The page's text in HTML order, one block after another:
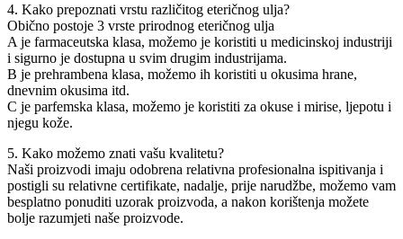
4. Kako prepoznati vrstu različitog eteričnog ulja?
Obično postoje 3 vrste prirodnog eteričnog ulja
A je farmaceutska klasa, možemo je koristiti u medicinskoj industriji
i sigurno je dostupna u svim drugim industrijama.
B je prehrambena klasa, možemo ih koristiti u okusima hrane,
dnevnim okusima itd.
C je parfemska klasa, možemo je koristiti za okuse i mirise, ljepotu i
njegu kože.
5. Kako možemo znati vašu kvalitetu?
Naši proizvodi imaju odobrena relativna profesionalna ispitivanja i
postigli su relativne certifikate, nadalje, prije narudžbe, možemo vam
besplatno ponuditi uzorak proizvoda, a nakon korištenja možete
bolje razumjeti naše proizvode.